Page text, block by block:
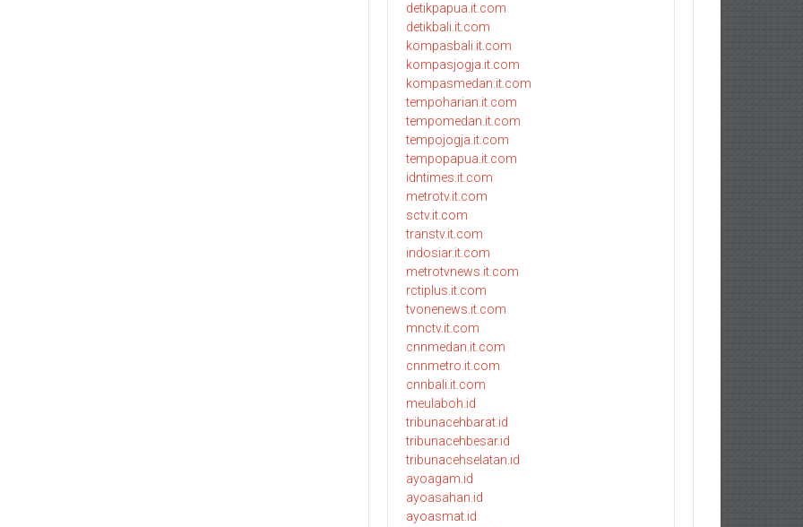
detikpapua.it.com
detikbali.it.com
kompasbali.it.com
kompasjogja.it.com
kompasmedan.it.com
tempoharian.it.com
tempomedan.it.com
tempojogja.it.com
tempopapua.it.com
idntimes.it.com
metrotv.it.com
sctv.it.com
transtv.it.com
indosiar.it.com
metrotvnews.it.com
rctiplus.it.com
tvonenews.it.com
mnctv.it.com
cnnmedan.it.com
cnnmetro.it.com
cnnbali.it.com
meulaboh.id
tribunacehbarat.id
tribunacehbesar.id
tribunacehselatan.id
ayoagam.id
ayoasahan.id
ayoasmat.id